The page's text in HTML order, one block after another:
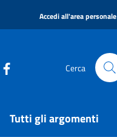
Accedi all'area personale
Cerca
Tutti gli argomenti